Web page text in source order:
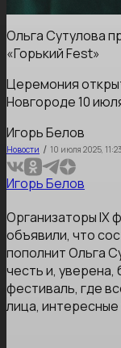
Ольга Сутулова
«Горький Fest»
Церемония
Новгороде 10
Игорь Белов
Новости / 10 июля 2025, 11:23
Игорь Белов
Организаторы IX
объявили, что
пополнит Ольга
честь и,
фестиваль, где
лица, интересные